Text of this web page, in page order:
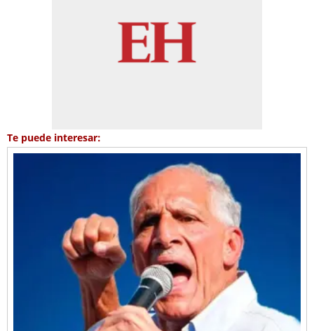
Te puede interesar: